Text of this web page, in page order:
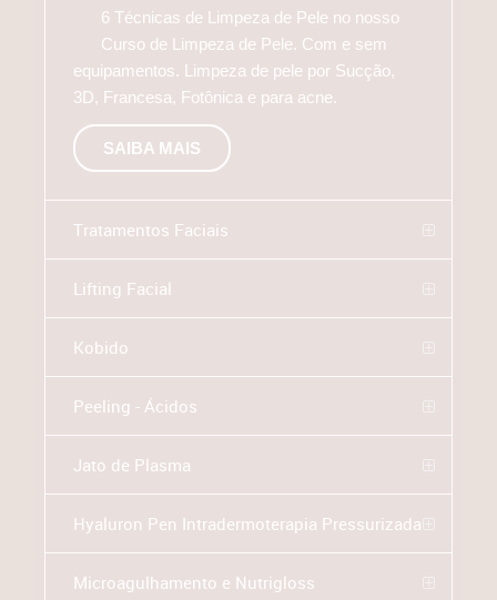
6 Técnicas de Limpeza de Pele no nosso
Curso de Limpeza de Pele. Com e sem
equipamentos. Limpeza de pele por Sucção,
3D, Francesa, Fotônica e para acne.
SAIBA MAIS
Tratamentos Faciais
Lifting Facial
Kobido
Peeling - Ácidos
Jato de Plasma
Hyaluron Pen Intradermoterapia Pressurizada
Microagulhamento e Nutrigloss